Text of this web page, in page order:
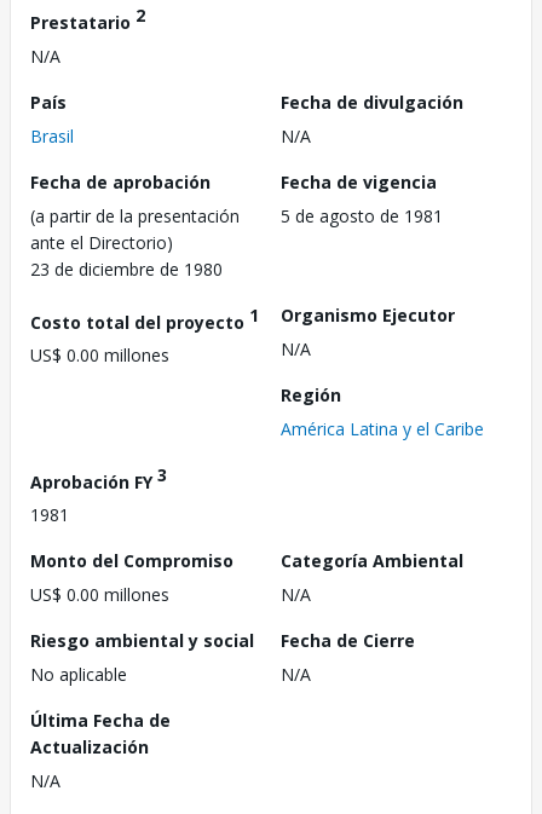
Prestatario 2
N/A
País
Brasil
Fecha de divulgación
N/A
Fecha de aprobación
(a partir de la presentación
ante el Directorio)
23 de diciembre de 1980
Fecha de vigencia
5 de agosto de 1981
Costo total del proyecto 1
US$ 0.00 millones
Organismo Ejecutor
N/A
Región
América Latina y el Caribe
Aprobación FY3
1981
Monto del Compromiso
US$ 0.00 millones
Categoría Ambiental
N/A
Riesgo ambiental y social
No aplicable
Fecha de Cierre
N/A
Última Fecha de
Actualización
N/A